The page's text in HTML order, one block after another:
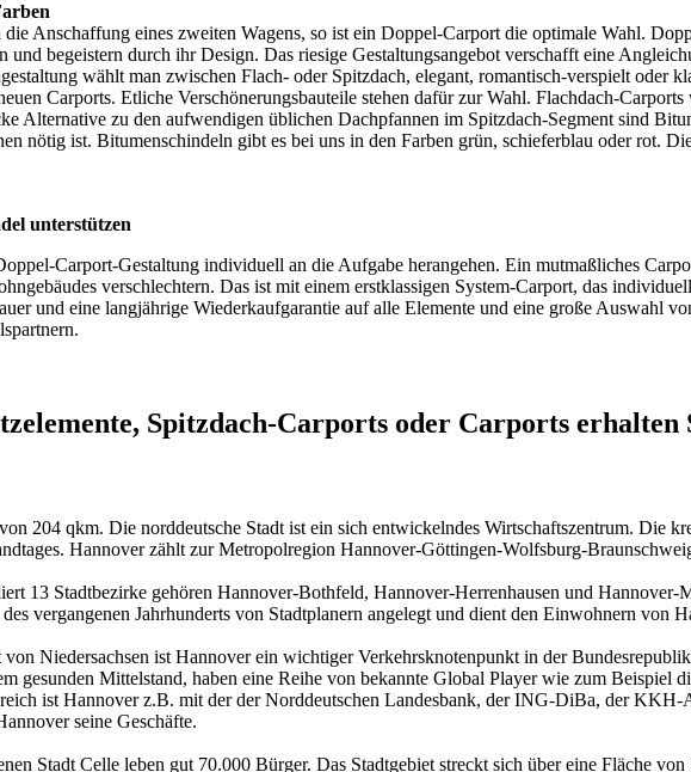
Anschaffung eines zweiten Wagens, so ist ein Doppel-Carport die optimale Wahl.
begeistern durch ihr Design. Das riesige Gestaltungsangebot verschafft eine
wählt man zwischen Flach- oder Spitzdach, elegant, romantisch-verspielt oder
Carports. Etliche Verschönerungsbauteile stehen dafür zur Wahl. Flachdach-
Alternative zu den aufwendigen üblichen Dachpfannen im Spitzdach-Segment sind
nötig ist. Bitumenschindeln gibt es bei uns in den Farben grün, schieferblau oder rot.
unterstützen
Carport-Gestaltung individuell an die Aufgabe herangehen. Ein mutmaßliches
verschlechtern. Das ist mit einem erstklassigen System-Carport, das
und eine langjährige Wiederkaufgarantie auf alle Elemente und eine große Auswahl
Spitzdach-Carports oder Carports erhalten
204 qkm. Die norddeutsche Stadt ist ein sich entwickelndes Wirtschaftszentrum. Die
Hannover zählt zur Metropolregion Hannover-Göttingen-Wolfsburg-
13 Stadtbezirke gehören Hannover-Bothfeld, Hannover-Herrenhausen und
vergangenen Jahrhunderts von Stadtplanern angelegt und dient den Einwohnern von
Niedersachsen ist Hannover ein wichtiger Verkehrsknotenpunkt in der
gesunden Mittelstand, haben eine Reihe von bekannte Global Player wie zum Beispiel
ist Hannover z.B. mit der der Norddeutschen Landesbank, der ING-DiBa, der
seine Geschäfte.
Stadt Celle leben gut 70.000 Bürger. Das Stadtgebiet streckt sich über eine Fläche